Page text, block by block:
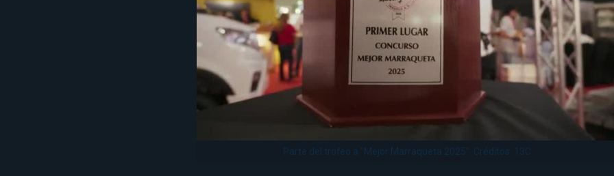
Parte del trofeo a "Mejor Marraqueta 2025". Créditos: 13C